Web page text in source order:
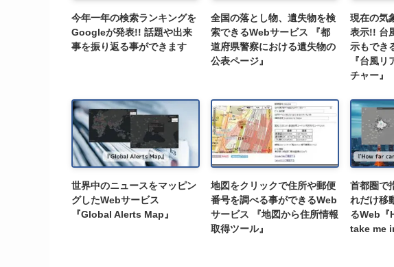
今年一年の検索ランキングを
Googleが発表!! 話題や出来
事を振り返る事ができます
全国の落とし物、遺失物を検
索できるWebサービス 『都
道府県警察における遺失物の
公表ページ』
現在の気
表示!! 台
示もでき
『台風
チャー』
世界中のニュースをマッピン
グしたWebサービス
『Global Alerts Map』
地図をクリックで住所や郵便
番号を調べる事ができるWeb
サービス 『地図から住所情報
取得ツール』
首都圏で
れだけ移
るWeb
take me